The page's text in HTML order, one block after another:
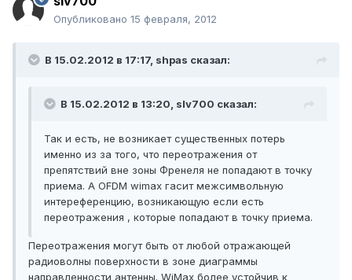
Опубликовано 15 февраля, 2012
В 15.02.2012 в 17:17, shpas сказал:
В 15.02.2012 в 13:20, slv700 сказал:
Так и есть, не возникает существенных потерь
именно из за того, что переотражения от
препятствий вне зоны Френеля не попадают в точку
приема. А OFDM wimax гасит межсимвольную
интереференцию, возникающую если есть
переотражения , которые попадают в точку приема.
Переотражения могут быть от любой отражающей
радиоволны поверхности в зоне диаграммы
направленности антенны. WiMax более устойчив к